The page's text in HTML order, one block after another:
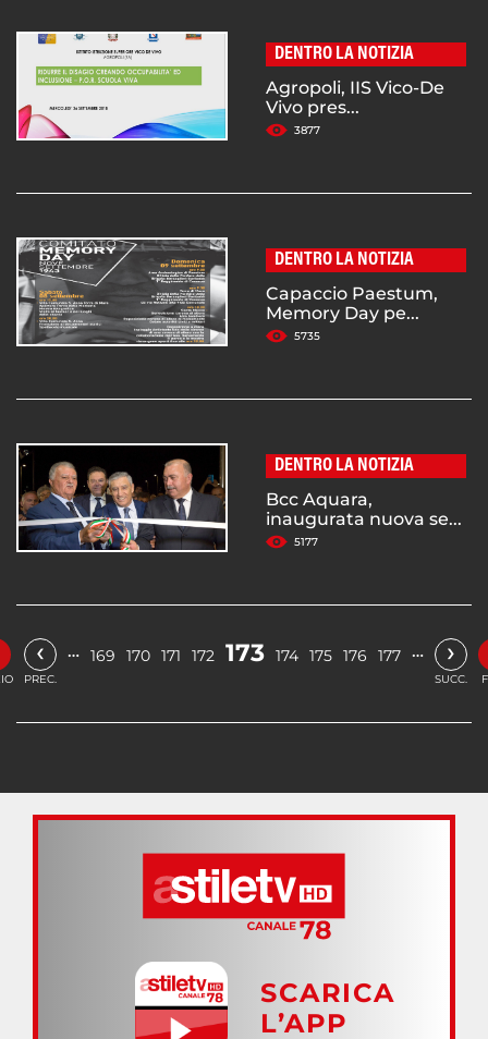
DENTRO LA NOTIZIA
Agropoli, IIS Vico-De
Vivo pres...
3877
DENTRO LA NOTIZIA
Capaccio Paestum,
Memory Day pe...
5735
DENTRO LA NOTIZIA
Bcc Aquara,
inaugurata nuova se...
5177
‹
PREC.
… 169 170 171 172 173 174 175 176 177 … ›
SUCC.
SCARICA
L’APP